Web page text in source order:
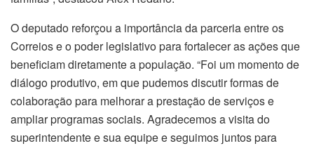
O deputado reforçou a importância da parceria entre os
Correios e o poder legislativo para fortalecer as ações que
beneficiam diretamente a população. “Foi um momento de
diálogo produtivo, em que pudemos discutir formas de
colaboração para melhorar a prestação de serviços e
ampliar programas sociais. Agradecemos a visita do
superintendente e sua equipe e seguimos juntos para